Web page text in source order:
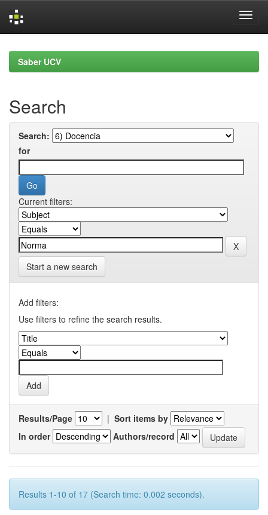
navigationSaber UCV
Search
Search:
for
Current filters:
Start a new search
Add filters:
Use filters to refine the search results.
Results/Page | Sort items by
In order
Authors/record
Results 1-10 of 17 (Search time: 0.002 seconds).